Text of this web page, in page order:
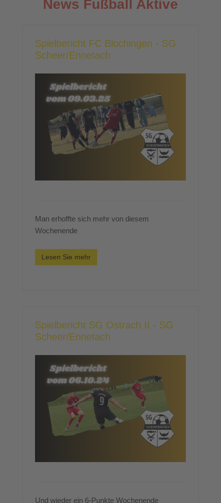
News Fußball Aktive
Spielbericht FC Blochingen - SG
Scheer/Ennetach
Man erhoffte sich mehr von diesem
Wochenende
Lesen Sie mehr
Spielbericht SG Ostrach II - SG
Scheer/Ennetach
Und wieder ein 6-Punkte Wochenende